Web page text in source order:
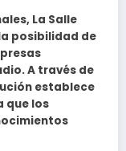
La Salle
posibilidad de
A través de
establece
que los